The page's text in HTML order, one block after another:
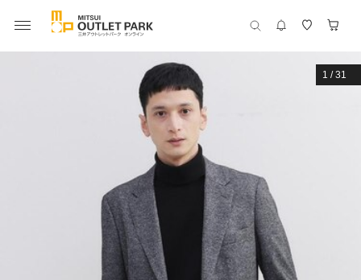
1 /31